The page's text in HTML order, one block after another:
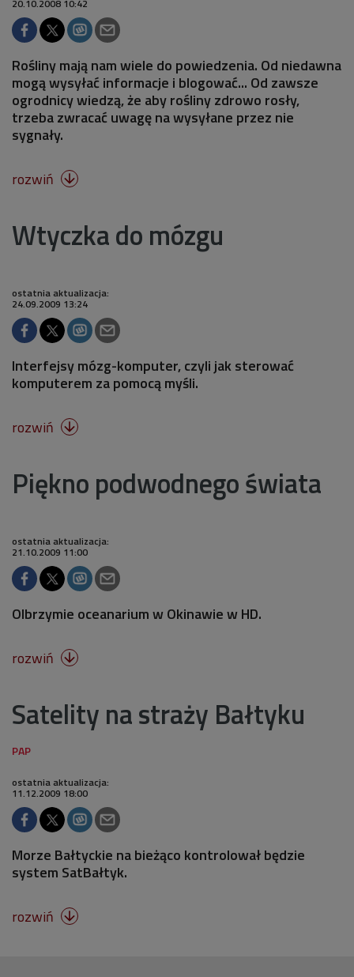
20.10.2008 10:42
Rośliny mają nam wiele do powiedzenia. Od niedawna
mogą wysyłać informacje i blogować... Od zawsze
ogrodnicy wiedzą, że aby rośliny zdrowo rosły,
trzeba zwracać uwagę na wysyłane przez nie
sygnały.
rozwiń 
Wtyczka do mózgu
ostatnia aktualizacja:
24.09.2009 13:24
Interfejsy mózg-komputer, czyli jak sterować
komputerem za pomocą myśli.
rozwiń 
Piękno podwodnego świata
ostatnia aktualizacja:
21.10.2009 11:00
Olbrzymie oceanarium w Okinawie w HD.
rozwiń 
Satelity na straży Bałtyku
ostatnia aktualizacja:
11.12.2009 18:00
Morze Bałtyckie na bieżąco kontrolował będzie
system SatBałtyk.
rozwiń 